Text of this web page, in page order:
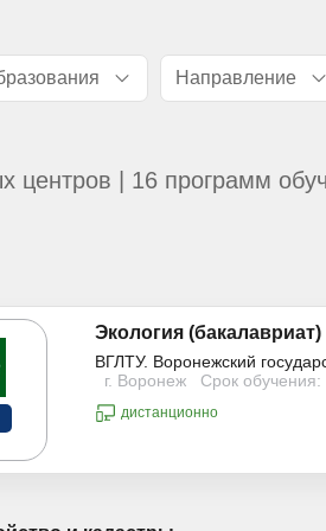
Направление
центров | 16 программ
Экология (бакалавриат)
ВГЛТУ. Воронежский
г. Воронеж
Срок
дистанционно